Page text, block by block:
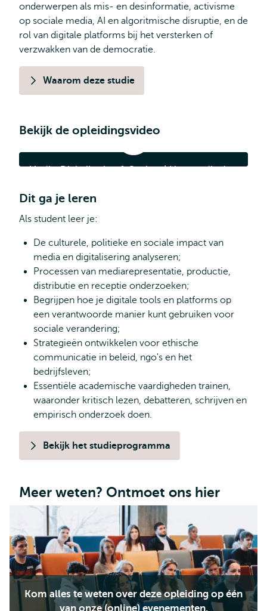
onderwerpen als mis- en desinformatie, activisme
op sociale media, AI en algoritmische disruptie, en de
rol van digitale platforms bij het versterken of
verzwakken van de democratie.
Waarom deze studie
Bekijk de opleidingsvideo
Digitalisation
Media, Digitalisation & Society | Hoe media de
Dit ga je leren
Als student leer je:
De culturele, politieke en sociale impact van
media en digitalisering analyseren;
Processen van mediarepresentatie, productie,
distributie en receptie onderzoeken;
Begrijpen hoe je digitale tools en platforms op
een verantwoorde manier kunt gebruiken voor
sociale verandering;
Strategieën ontwikkelen voor ethische
communicatie in beleid, ngo's en het
bedrijfsleven;
Essentiële academische vaardigheden trainen,
waaronder kritisch lezen, debatteren, schrijven en
empirisch onderzoek doen.
Bekijk het studieprogramma
Meer weten? Ontmoet ons hier
Kom alles te weten over deze opleiding op één
van onze (online) evenementen.